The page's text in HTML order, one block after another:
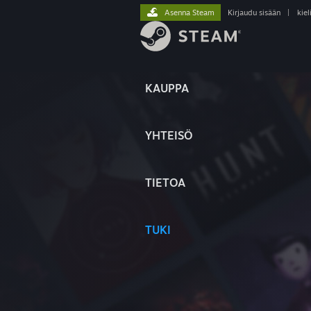
KAUPPA
YHTEISÖ
TIETOA
TUKI
Asenna Steam Kirjaudu sisään kieli